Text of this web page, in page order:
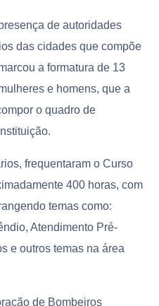
de autoridades
das cidades que compõe
a formatura de 13
e homens, que a
o quadro de
frequentaram o Curso
400 horas, com
temas como:
Atendimento Pré-
e outros temas na área
de Bombeiros